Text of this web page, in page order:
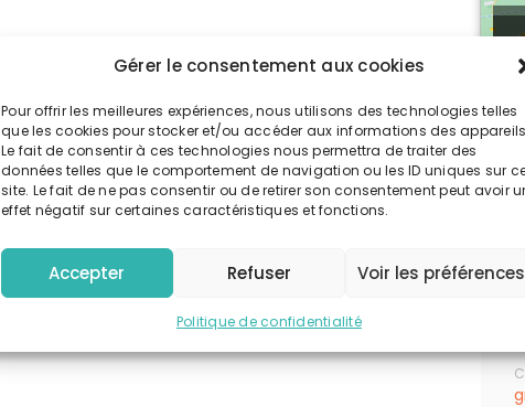
Gérer le consentement aux cookies
Pour offrir les meilleures expériences, nous utilisons des technologies telles
que les cookies pour stocker et/ou accéder aux informations des
Le fait de consentir à ces technologies nous permettra de traiter des
données telles que le comportement de navigation ou les ID uniques sur
site. Le fait de ne pas consentir ou de retirer son consentement peut avoir
effet négatif sur certaines caractéristiques et fonctions.
Accepter Refuser Voir les préférences
Politique de confidentialité
Télécharger l'événement